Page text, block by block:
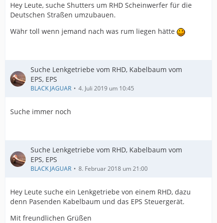
Hey Leute, suche Shutters um RHD Scheinwerfer für die
Deutschen Straßen umzubauen.
Währ toll wenn jemand nach was rum liegen hätte
Suche Lenkgetriebe vom RHD, Kabelbaum vom
EPS, EPS
BLACK JAGUAR 4. Juli 2019 um 10:45
Suche immer noch
Suche Lenkgetriebe vom RHD, Kabelbaum vom
EPS, EPS
BLACK JAGUAR 8. Februar 2018 um 21:00
Hey Leute suche ein Lenkgetriebe von einem RHD, dazu
denn Pasenden Kabelbaum und das EPS Steuergerät.
Mit freundlichen Grüßen